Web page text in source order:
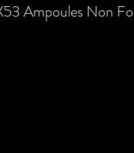
Ampoules Non